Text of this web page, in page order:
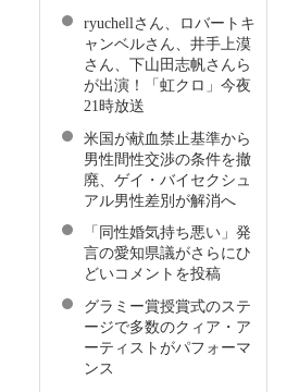
ryuchellさん、ロバートキ
ャンベルさん、井手上漠
さん、下山田志帆さんら
が出演！「虹クロ」今夜
21時放送
米国が献血禁止基準から
男性間性交渉の条件を撤
廃、ゲイ・バイセクシュ
アル男性差別が解消へ
「同性婚気持ち悪い」発
言の愛知県議がさらにひ
どいコメントを投稿
グラミー賞授賞式のステ
ージで多数のクィア・ア
ーティストがパフォーマ
ンス